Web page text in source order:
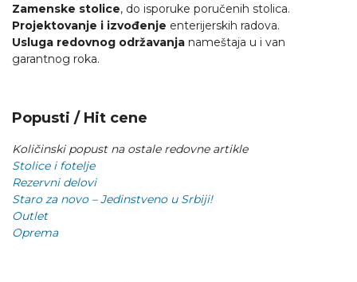
Zamenske stolice, do isporuke poručenih stolica.
Projektovanje i izvođenje enterijerskih radova.
Usluga redovnog održavanja nameštaja u i van
garantnog roka.
Popusti / Hit cene
Količinski popust na ostale redovne artikle
Stolice i fotelje
Rezervni delovi
Staro za novo – Jedinstveno u Srbiji!
Outlet
Oprema